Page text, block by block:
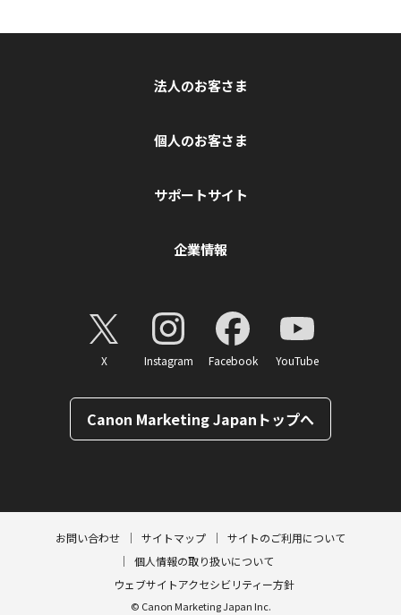
法人のお客さま
個人のお客さま
サポートサイト
企業情報
X Instagram Facebook YouTube
Canon Marketing Japanトップへ
お問い合わせ サイトマップ
サイトのご利用について
個人情報の取り扱いについて
ウェブサイトアクセシビリティー方針
© Canon Marketing Japan Inc.